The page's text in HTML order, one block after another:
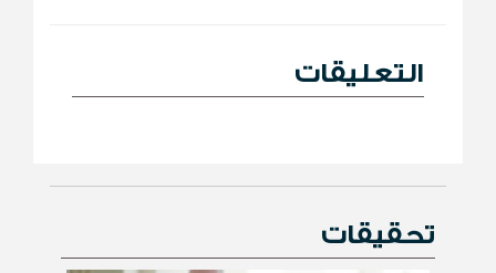
التعليقات
تحقيقات